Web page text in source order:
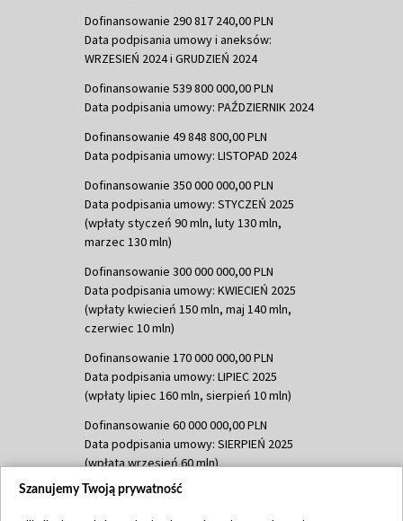
Dofinansowanie 290 817 240,00 PLN
Data podpisania umowy i aneksów:
WRZESIEŃ 2024 i GRUDZIEŃ 2024
Dofinansowanie 539 800 000,00 PLN
Data podpisania umowy: PAŹDZIERNIK 2024
Dofinansowanie 49 848 800,00 PLN
Data podpisania umowy: LISTOPAD 2024
Dofinansowanie 350 000 000,00 PLN
Data podpisania umowy: STYCZEŃ 2025
(wpłaty styczeń 90 mln, luty 130 mln,
marzec 130 mln)
Dofinansowanie 300 000 000,00 PLN
Data podpisania umowy: KWIECIEŃ 2025
(wpłaty kwiecień 150 mln, maj 140 mln,
czerwiec 10 mln)
Dofinansowanie 170 000 000,00 PLN
Data podpisania umowy: LIPIEC 2025
(wpłaty lipiec 160 mln, sierpień 10 mln)
Dofinansowanie 60 000 000,00 PLN
Data podpisania umowy: SIERPIEŃ 2025
(wpłata wrzesień 60 mln)
Dofinansowanie 635 783 051,21 PLN
Szanujemy Twoją prywatność